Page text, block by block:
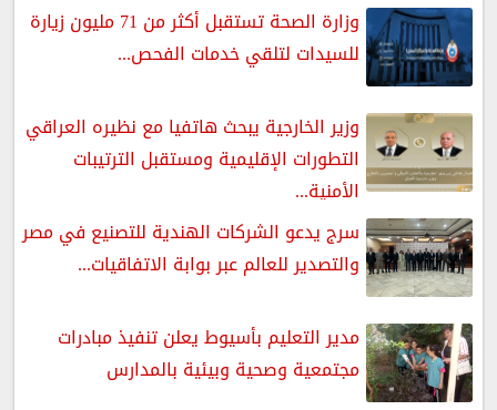
وزارة الصحة تستقبل أكثر من 71 مليون زيارة
للسيدات لتلقي خدمات الفحص...
وزير الخارجية يبحث هاتفيا مع نظيره العراقي
التطورات الإقليمية ومستقبل الترتيبات
الأمنية...
سرج يدعو الشركات الهندية للتصنيع في مصر
والتصدير للعالم عبر بوابة الاتفاقيات...
مدير التعليم بأسيوط يعلن تنفيذ مبادرات
مجتمعية وصحية وبيئية بالمدارس